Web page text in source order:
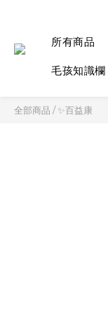
所有商品
毛孩知識欄
全部商品 /✨百益康